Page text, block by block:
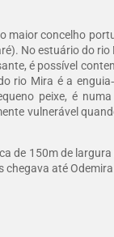
maior concelho
No estuário do rio
é possível
rio Mira é a
peixe, é
vulnerável
de 150m de
até